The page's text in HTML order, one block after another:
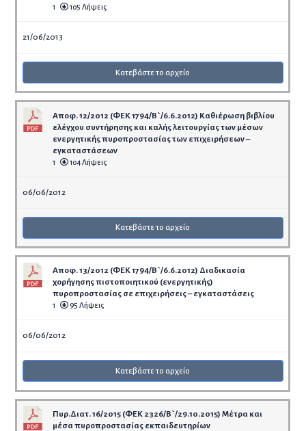
1 105 Λήψεις
21/06/2013
Κατεβάστε το αρχείο
Αποφ. 12/2012 (ΦΕΚ 1794/Β`/6.6.2012) Καθιέρωση βιβλίου
ελέγχου συντήρησης και καλής λειτουργίας των μέσων
ενεργητικής πυροπροστασίας των επιχειρήσεων –
εγκαταστάσεων
1 104 Λήψεις
06/06/2012
Κατεβάστε το αρχείο
Αποφ. 13/2012 (ΦΕΚ 1794/Β`/6.6.2012) Διαδικασία
χορήγησης πιστοποιητικού (ενεργητικής)
πυροπροστασίας σε επιχειρήσεις – εγκαταστάσεις
1 95 Λήψεις
06/06/2012
Κατεβάστε το αρχείο
Πυρ.Διατ. 16/2015 (ΦΕΚ 2326/Β`/29.10.2015) Μέτρα και
μέσα πυροπροστασίας εκπαιδευτηρίων